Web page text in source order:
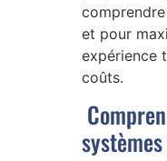
et pour
expérience
coûts.